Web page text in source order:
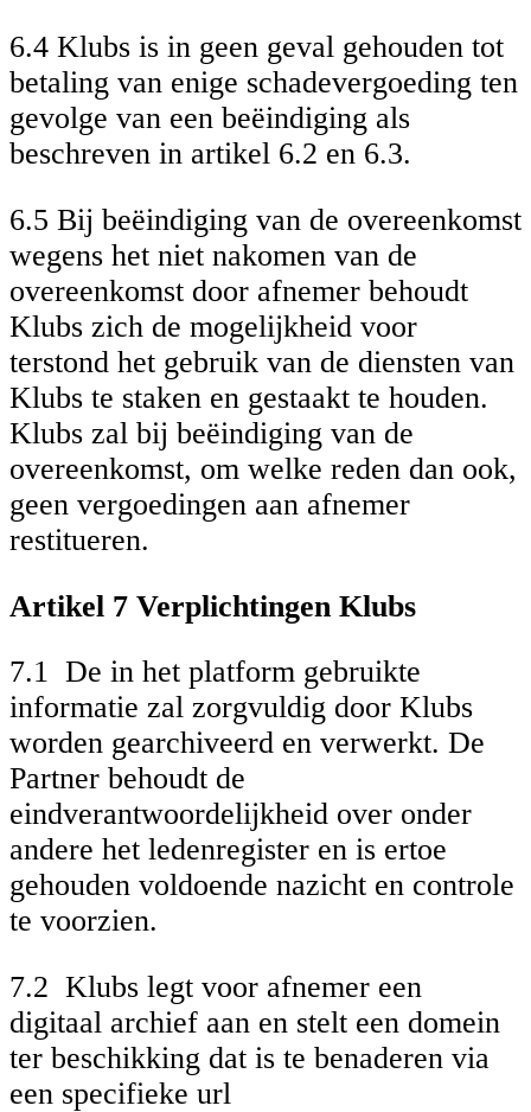
6.4 Klubs is in geen geval gehouden tot
betaling van enige schadevergoeding ten
gevolge van een beëindiging als
beschreven in artikel 6.2 en 6.3.
6.5 Bij beëindiging van de overeenkomst
wegens het niet nakomen van de
overeenkomst door afnemer behoudt
Klubs zich de mogelijkheid voor
terstond het gebruik van de diensten van
Klubs te staken en gestaakt te houden.
Klubs zal bij beëindiging van de
overeenkomst, om welke reden dan ook,
geen vergoedingen aan afnemer
restitueren.
Artikel 7 Verplichtingen Klubs
7.1 De in het platform gebruikte
informatie zal zorgvuldig door Klubs
worden gearchiveerd en verwerkt. De
Partner behoudt de
eindverantwoordelijkheid over onder
andere het ledenregister en is ertoe
gehouden voldoende nazicht en controle
te voorzien.
7.2 Klubs legt voor afnemer een
digitaal archief aan en stelt een domein
ter beschikking dat is te benaderen via
een specifieke url